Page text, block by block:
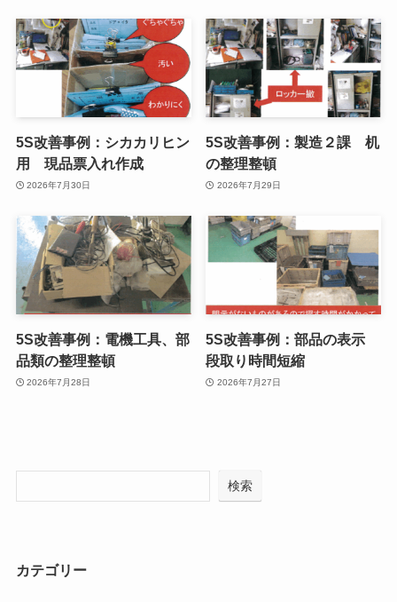
5S改善事例：シカカリヒン
用 現品票入れ作成
2026年7月30日
5S改善事例：製造２課 机
の整理整頓
2026年7月29日
5S改善事例：電機工具、部
品類の整理整頓
2026年7月28日
5S改善事例：部品の表示
段取り時間短縮
2026年7月27日
検索